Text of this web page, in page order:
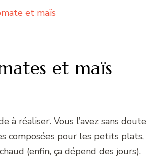
et maïs
à réaliser. Vous l’avez sans doute
composées pour les petits plats,
(enfin, ça dépend des jours).